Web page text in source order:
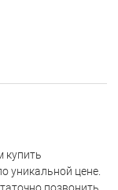
купить
уникальной цене.